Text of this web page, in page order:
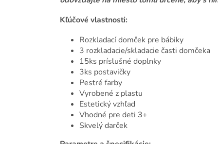
Kľúčové vlastnosti:
Rozkladací domček pre bábiky
3 rozkladacie/skladacie časti domčeka
15ks príslušné doplnky
3ks postavičky
Pestré farby
Vyrobené z plastu
Estetický vzhľad
Vhodné pre deti 3+
Skvelý darček